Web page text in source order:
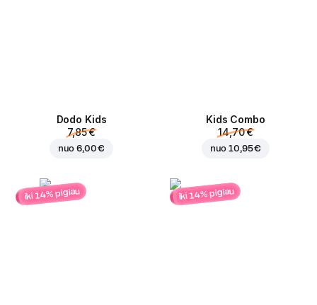
Dodo Kids
7,85 €
nuo6,00 €
Kids Combo
14,70 €
nuo10,95 €
iki 14% pigiau iki 14% pigiau